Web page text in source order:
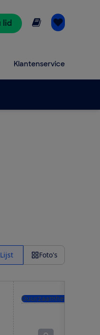
lid Online lezen
Klantenservice
Lijst Foto's
Duurzaamheid